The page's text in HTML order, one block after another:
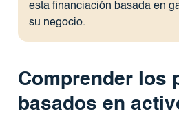
esta financiación basada en
su negocio.
Comprender los
basados ​​en